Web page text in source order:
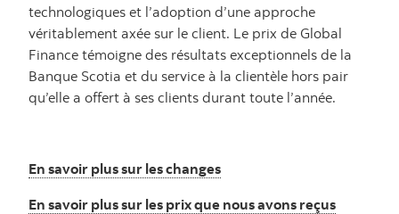
technologiques et l’adoption d’une approche
véritablement axée sur le client. Le prix de Global
Finance témoigne des résultats exceptionnels de la
Banque Scotia et du service à la clientèle hors pair
qu’elle a offert à ses clients durant toute l’année.
En savoir plus sur les changes
En savoir plus sur les prix que nous avons reçus